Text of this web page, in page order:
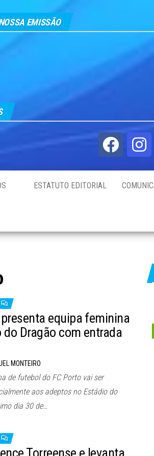
EMISSÃO
ESTATUTO EDITORIAL
equipa feminina
do Dragão com entrada
MONTEIRO
de futebol do FC Porto vai ser
aos adeptos no Estádio do
dia 30 de…
Torreense e levanta